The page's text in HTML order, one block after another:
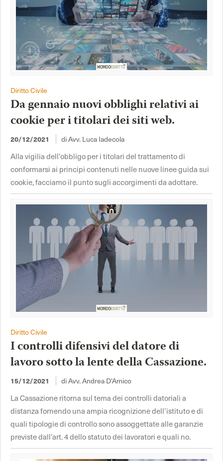
Diritto Civile
Da gennaio nuovi obblighi relativi ai
cookie per i titolari dei siti web.
20/12/2021 di Avv. Luca Iadecola
Alla vigilia dell’obbligo per i titolari del trattamento di
conformarsi ai principi contenuti nelle nuove linee guida sui
cookie, facciamo il punto sugli accorgimenti da adottare.
Diritto Civile
I controlli difensivi del datore di
lavoro sotto la lente della Cassazione.
15/12/2021 di Avv. Andrea D'Amico
La Cassazione ritorna sul tema dei controlli datoriali a
distanza fornendo una ampia ricognizione dell’istituto e di
quali tipologie di controllo sono assoggettate alle garanzie
previste dall’art. 4 dello statuto dei lavoratori e quali no.